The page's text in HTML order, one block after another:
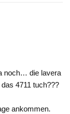
noch… die lavera
4711 tuch???
ankommen.